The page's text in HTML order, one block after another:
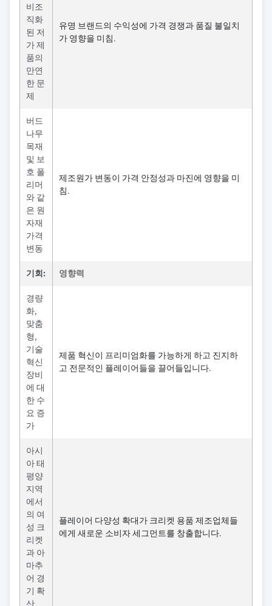
비조
직화
된 저
가 제
품의
만연
한 문
제
유명 브랜드의 수익성에 가격 경쟁과 품질 불일치
가 영향을 미침.
버드
나무
목재
및 보
호 폴
리머
와 같
은 원
자재
가격
변동
제조원가 변동이 가격 안정성과 마진에 영향을 미
침.
기회: 영향력
경량
화,
맞춤
형,
기술
혁신
장비
에 대
한 수
요 증
가
제품 혁신이 프리미엄화를 가능하게 하고 진지하
고 전문적인 플레이어들을 끌어들입니다.
아시
아 태
평양
지역
에서
의 여
성 크
리켓
과 아
마추
어 경
기 확
산
플레이어 다양성 확대가 크리켓 용품 제조업체들
에게 새로운 소비자 세그먼트를 창출합니다.